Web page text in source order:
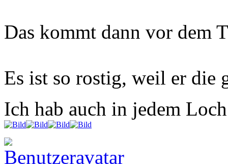
Das kommt dann vor dem
Es ist so rostig, weil er die
Ich hab auch in jedem